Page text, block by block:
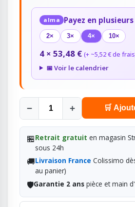
alma Payez en
2× 3× 4× 10×
4 × 53,48 € (+ ~5,52 € de
📅 Voir le calendrier
− + 🛒
🏪Retrait gratuit en magasin
sous 24h
🚚Livraison France Colissimo
au panier)
🛡️Garantie 2 anspièce et main